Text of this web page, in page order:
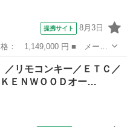
提携サイト 8月3日
■ グレード名： ２５０
（黒本革シート）両側電動
リモコンキー／ＥＴＣ／
ＥＮＷＯＯＤオー…